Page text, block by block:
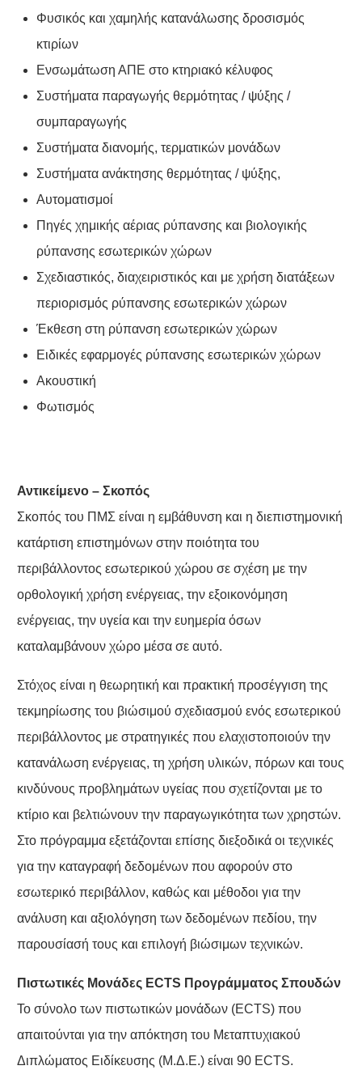
Φυσικός και χαμηλής κατανάλωσης δροσισμός
κτιρίων
Ενσωμάτωση ΑΠΕ στο κτηριακό κέλυφος
Συστήματα παραγωγής θερμότητας / ψύξης /
συμπαραγωγής
Συστήματα διανομής, τερματικών μονάδων
Συστήματα ανάκτησης θερμότητας / ψύξης,
Αυτοματισμοί
Πηγές χημικής αέριας ρύπανσης και βιολογικής
ρύπανσης εσωτερικών χώρων
Σχεδιαστικός, διαχειριστικός και με χρήση διατάξεων
περιορισμός ρύπανσης εσωτερικών χώρων
Έκθεση στη ρύπανση εσωτερικών χώρων
Ειδικές εφαρμογές ρύπανσης εσωτερικών χώρων
Ακουστική
Φωτισμός
Αντικείμενο – Σκοπός
Σκοπός του ΠΜΣ είναι η εμβάθυνση και η διεπιστημονική
κατάρτιση επιστημόνων στην ποιότητα του
περιβάλλοντος εσωτερικού χώρου σε σχέση με την
ορθολογική χρήση ενέργειας, την εξοικονόμηση
ενέργειας, την υγεία και την ευημερία όσων
καταλαμβάνουν χώρο μέσα σε αυτό.
Στόχος είναι η θεωρητική και πρακτική προσέγγιση της
τεκμηρίωσης του βιώσιμού σχεδιασμού ενός εσωτερικού
περιβάλλοντος με στρατηγικές που ελαχιστοποιούν την
κατανάλωση ενέργειας, τη χρήση υλικών, πόρων και τους
κινδύνους προβλημάτων υγείας που σχετίζονται με το
κτίριο και βελτιώνουν την παραγωγικότητα των χρηστών.
Στο πρόγραμμα εξετάζονται επίσης διεξοδικά οι τεχνικές
για την καταγραφή δεδομένων που αφορούν στο
εσωτερικό περιβάλλον, καθώς και μέθοδοι για την
ανάλυση και αξιολόγηση των δεδομένων πεδίου, την
παρουσίασή τους και επιλογή βιώσιμων τεχνικών.
Πιστωτικές Μονάδες ECTS Προγράμματος Σπουδών
Το σύνολο των πιστωτικών μονάδων (ECTS) που
απαιτούνται για την απόκτηση του Μεταπτυχιακού
Διπλώματος Ειδίκευσης (Μ.Δ.Ε.) είναι 90 ECTS.